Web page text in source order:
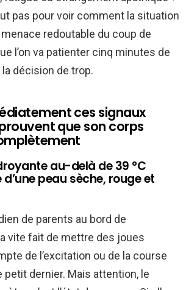
pas pour voir comment la situation
redoutable du coup de
l’on va patienter cinq minutes de
décision de trop.
ces signaux
que son corps
au-delà de 39 °C
peau sèche, rouge et
de parents au bord de
vite fait de mettre des joues
de l’excitation ou de la course
dernier. Mais attention, le